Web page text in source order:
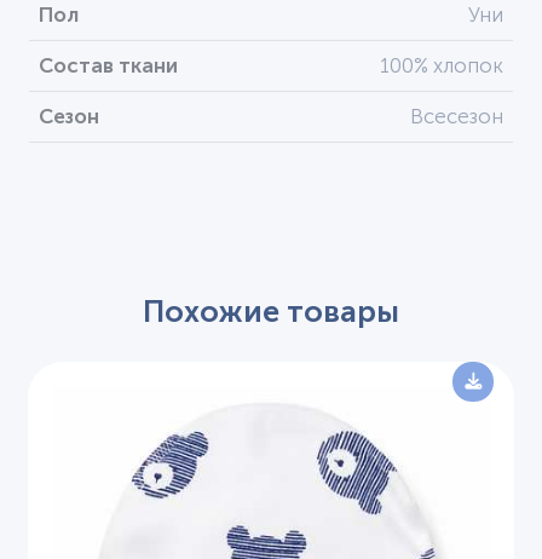
Пол Уни
Состав ткани 100% хлопок
Сезон Всесезон
Похожие товары